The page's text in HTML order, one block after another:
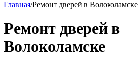
Главная/Ремонт дверей в Волоколамске
Ремонт дверей в
Волоколамске